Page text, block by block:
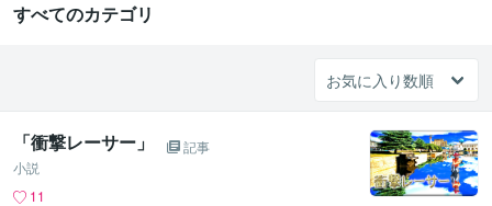
すべてのカテゴリ
「衝撃レーサー」
記事
小説
11